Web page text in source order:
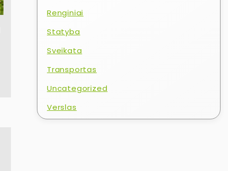
Renginiai
Statyba
Sveikata
Transportas
Uncategorized
Verslas